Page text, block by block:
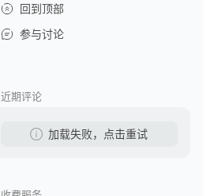
回到顶部
参与讨论
近期评论
加载失败，点击重试